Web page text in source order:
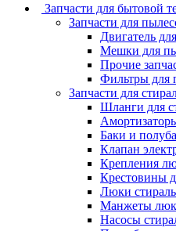
Запчасти для бытовой
Запчасти для
Двигатель
Мешки для
Прочие
Фильтры для
Запчасти для
Шланги для
Баки и
Клапан
Крепления
Крестовины
Люки
Манжеты
Насосы